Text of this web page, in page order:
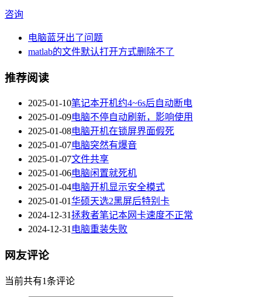
咨询
电脑蓝牙出了问题
matlab的文件默认打开方式删除不了
推荐阅读
2025-01-10笔记本开机约4~6s后自动断电
2025-01-09电脑不停自动刷新，影响使用
2025-01-08电脑开机在锁屏界面假死
2025-01-07电脑突然有爆音
2025-01-07文件共享
2025-01-06电脑闲置就死机
2025-01-04电脑开机显示安全模式
2025-01-01华硕天选2黑屏后特别卡
2024-12-31拯救者笔记本网卡速度不正常
2024-12-31 电脑重装失败
网友评论
当前共有1条评论